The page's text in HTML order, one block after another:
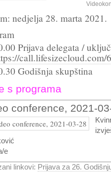
nedjelja 28. marta 2021.
Prijava delegata /
call.lifesizecloud.com/
Godišnja skupština
s programa
conference, 2021-
e
linkovi: Prijava za 26.